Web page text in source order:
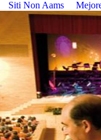
Siti Non Aams